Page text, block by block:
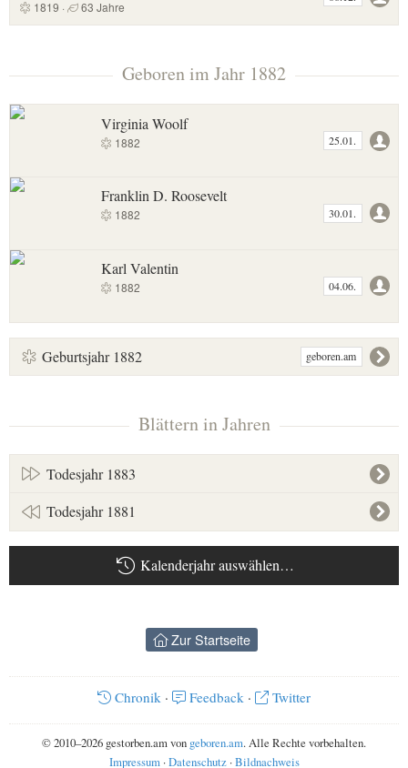
1819 · 63 Jahre
Geboren im Jahr 1882
Virginia Woolf
1882 25.01.
Franklin D. Roosevelt
1882 30.01.
Karl Valentin
1882 04.06.
Geburtsjahr 1882 geboren.am
Blättern in Jahren
Todesjahr 1883
Todesjahr 1881
Kalenderjahr auswählen…
Zur Startseite
Chronik · Feedback · Twitter
© 2010–2026 gestorben.am von geboren.am. Alle Rechte vorbehalten.
Impressum ·Datenschutz·Bildnachweis